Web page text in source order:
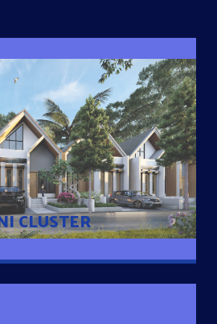
CLUSTER
CLUSTER
dengan Konsep Rumah Pintar
Penghuni mengakses rumahnya